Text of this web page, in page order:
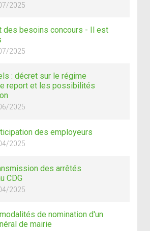
2025
des besoins concours - Il est
2025
: décret sur le régime
report et les possibilités
2025
des employeurs
2025
des arrêtés
CDG
2025
de nomination d'un
de mairie